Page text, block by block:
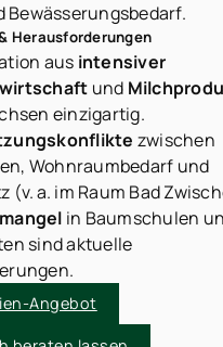
Bewässerungsbedarf.
Herausforderungen
aus intensiver
und
einzigartig.
zwischen
Wohnraumbedarf und
(v. a. im Raum Bad
in Baumschulen
sind aktuelle
Angebot